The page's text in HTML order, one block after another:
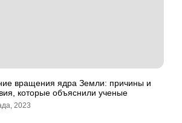
вращения ядра Земли: причины и
которые объяснили ученые
2023